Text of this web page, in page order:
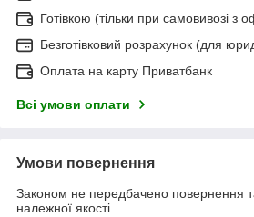
Готівкою (тільки при самовивозі з
Безготівковий розрахунок (для
Оплата на карту Приватбанк
Всі умови оплати
Умови повернення
Законом не передбачено повернення
належної якості